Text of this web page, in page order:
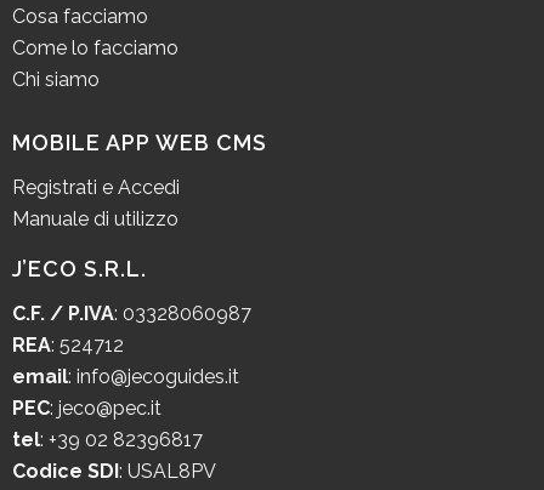
Cosa facciamo
Come lo facciamo
Chi siamo
MOBILE APP WEB CMS
Registrati e Accedi
Manuale di utilizzo
J’ECO S.R.L.
C.F. / P.IVA: 03328060987
REA: 524712
email: info@jecoguides.it
PEC: jeco@pec.it
tel: +39 02 82396817
Codice SDI: USAL8PV